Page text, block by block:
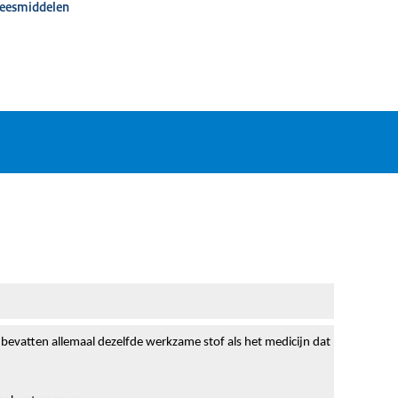
allemaal dezelfde werkzame stof als het medicijn dat